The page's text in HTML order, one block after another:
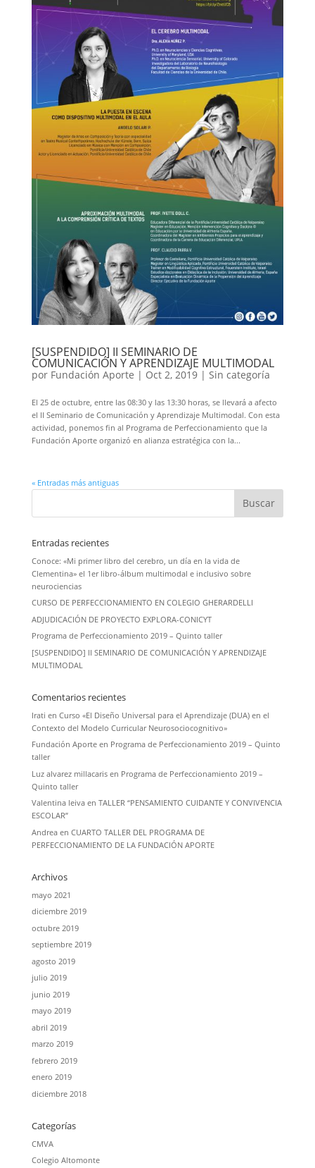
[SUSPENDIDO] II SEMINARIO DE
COMUNICACIÓN Y APRENDIZAJE MULTIMODAL
por Fundación Aporte | Oct 2, 2019| Sin categoría
El 25 de octubre, entre las 08:30 y las 13:30 horas, se llevará a afecto
el II Seminario de Comunicación y Aprendizaje Multimodal. Con esta
actividad, ponemos fin al Programa de Perfeccionamiento que la
Fundación Aporte organizó en alianza estratégica con la...
« Entradas más antiguas
Entradas recientes
Conoce: «Mi primer libro del cerebro, un día en la vida de
Clementina» el 1er libro-álbum multimodal e inclusivo sobre
neurociencias
CURSO DE PERFECCIONAMIENTO EN COLEGIO GHERARDELLI
ADJUDICACIÓN DE PROYECTO EXPLORA-CONICYT
Programa de Perfeccionamiento 2019 – Quinto taller
[SUSPENDIDO] II SEMINARIO DE COMUNICACIÓN Y APRENDIZAJE
MULTIMODAL
Comentarios recientes
Irati en Curso «El Diseño Universal para el Aprendizaje (DUA) en el
Contexto del Modelo Curricular Neurosociocognitivo»
Fundación Aporteen Programa de Perfeccionamiento 2019 – Quinto
taller
Luz alvarez millacarisen Programa de Perfeccionamiento 2019 –
Quinto taller
Valentina leivaen TALLER “PENSAMIENTO CUIDANTE Y CONVIVENCIA
ESCOLAR”
Andreaen CUARTO TALLER DEL PROGRAMA DE
PERFECCIONAMIENTO DE LA FUNDACIÓN APORTE
Archivos
mayo 2021
diciembre 2019
octubre 2019
septiembre 2019
agosto 2019
julio 2019
junio 2019
mayo 2019
abril 2019
marzo 2019
febrero 2019
enero 2019
diciembre 2018
Categorías
CMVA
Colegio Altomonte